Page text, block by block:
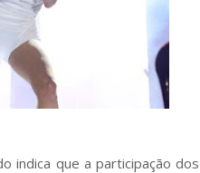
indica que a participação dos